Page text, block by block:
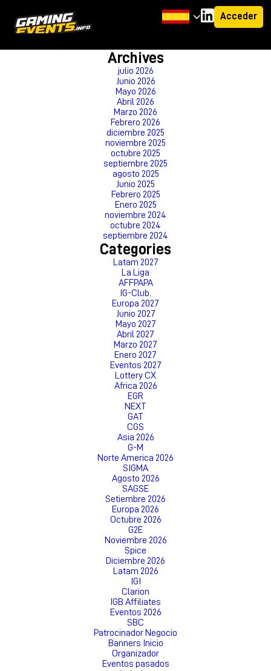
Acceder
Archives
julio 2026
Junio 2026
Mayo 2026
Abril 2026
Marzo 2026
Febrero 2026
diciembre 2025
noviembre 2025
octubre 2025
septiembre 2025
agosto 2025
Junio 2025
Febrero 2025
Enero 2025
noviembre 2024
octubre 2024
septiembre 2024
Categories
Latam 2027
La Liga
AFFPAPA
IG-Club.
Europa 2027
Junio 2027
Mayo 2027
Abril 2027
Marzo 2027
Enero 2027
Eventos 2027
Lottery CX
Africa 2026
EGR
NEXT
GAT
CGS
Asia 2026
G-M
Norte America 2026
SIGMA
Agosto 2026
SAGSE
Setiembre 2026
Europa 2026
Octubre 2026
G2E
Noviembre 2026
Spice
Diciembre 2026
Latam 2026
IGI
Clarion
IGB Affiliates
Eventos 2026
SBC
Patrocinador Negocio
Banners Inicio
Organizador
Eventos pasados